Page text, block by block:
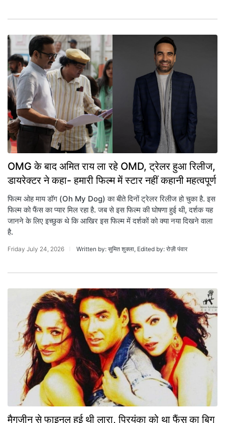
OMG के बाद अमित राय ला रहे OMD, ट्रेलर हुआ रिलीज,
डायरेक्टर ने कहा- हमारी फिल्म में स्टार नहीं कहानी महत्वपूर्ण
फिल्म ओह माय डॉग (Oh My Dog) का बीते दिनों ट्रेलर रिलीज हो चुका है. इस
फिल्म को फैंस का प्यार मिल रहा है. जब से इस फिल्म की घोषणा हुई थी, दर्शक यह
जानने के लिए इच्छुक थे कि आखिर इस फिल्म में दर्शकों को क्या नया दिखने वाला
है.
Friday July 24, 2026 Written by: सुमित शुक्ला, Edited by: रोज़ी पंवार
मैगजीन से फाइनल हुई थी लारा, प्रियंका को था फैंस का बिग